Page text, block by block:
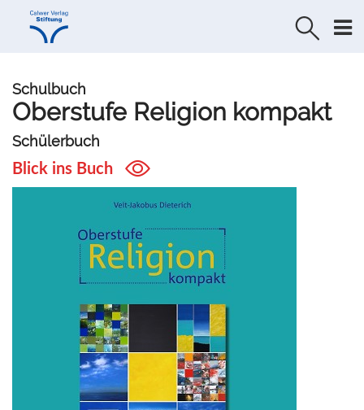
Direkt
Direkt
Schulbuch
Oberstufe Religion kompakt
Schülerbuch
Blick ins Buch